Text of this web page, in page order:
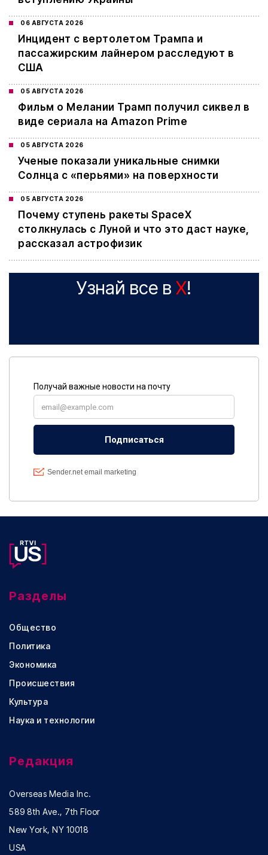
06 АВГУСТА 2026
Инцидент с вертолетом Трампа и
пассажирским лайнером расследуют в
США
05 АВГУСТА 2026
Фильм о Мелании Трамп получил сиквел в
виде сериала на Amazon Prime
05 АВГУСТА 2026
Ученые показали уникальные снимки
Солнца с «перьями» на поверхности
05 АВГУСТА 2026
Почему ступень ракеты SpaceX
столкнулась с Луной и что это даст науке,
рассказал астрофизик
Узнай все в X!
Разделы
Общество
Политика
Экономика
Происшествия
Культура
Наука и технологии
Редакция
Overseas Media Inc.
589 8th Ave., 7th Floor
New York, NY 10018
USA